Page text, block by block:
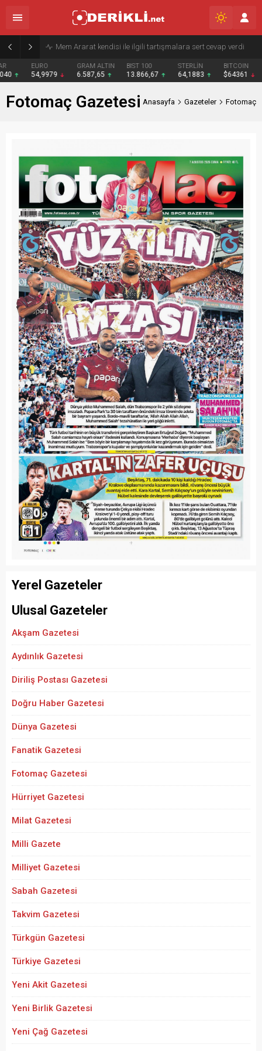
EURO
54,9979
GRAM ALTIN
6.587,65
BIST 100
13.866,67 64,1883
BITCOIN
$64361
BNB
$587
Fotomaç Gazetesi Anasayfa Gazeteler Fotomaç
Yerel Gazeteler
Ulusal Gazeteler
Akşam Gazetesi
Aydınlık Gazetesi
Diriliş Postası Gazetesi
Doğru Haber Gazetesi
Dünya Gazetesi
Fanatik Gazetesi
Fotomaç Gazetesi
Hürriyet Gazetesi
Milat Gazetesi
Milli Gazete
Milliyet Gazetesi
Sabah Gazetesi
Takvim Gazetesi
Türkgün Gazetesi
Türkiye Gazetesi
Yeni Akit Gazetesi
Yeni Birlik Gazetesi
Yeni Çağ Gazetesi